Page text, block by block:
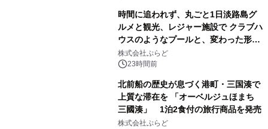
時間に追われず、丸ごと1日淡路島グ
ルメと観光、レジャー施設で クラブハ
ウスのようなプールと、変わった形の
サウナも 「THE BOXY AWAJI」のお
得な素泊まり連泊プランで
株式会社ぷらど
23時間前
北前船の歴史が息づく港町・三国湊で
上質な滞在を 「オーベルジュほまち
三國湊」 1泊2食付の旅行商品を発売
株式会社ぷらど